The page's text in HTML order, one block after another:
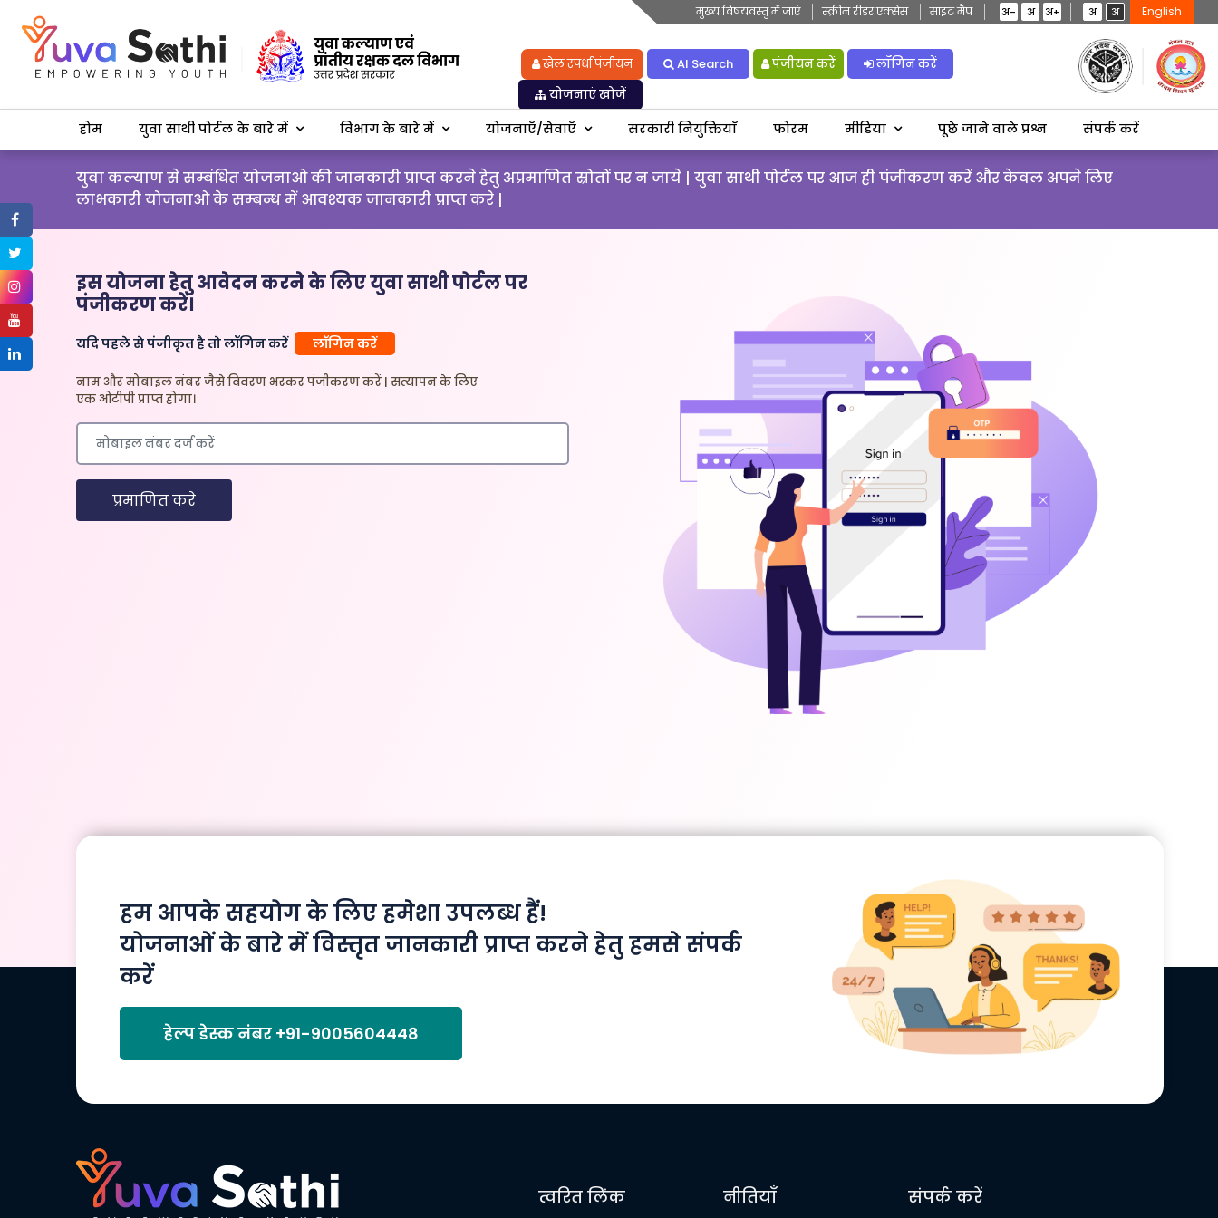
मुख्य विषयवस्तु में जाएं स्क्रीन रीडर एक्सेस साइट मैप अ- अ अ+ अ अ English
खेल स्पर्धा पंजीयन AI Search पंजीयन करें
लॉगिन करें
योजनाएं खोजें
होम युवा साथी पोर्टल के बारे में विभाग के बारे में योजनाएँ/सेवाएँ सरकारी नियुक्तियाँ फोरम मीडिया पूछे जाने वाले प्रश्न संपर्क करें
युवा कल्याण से सम्बंधित योजनाओ की जानकारी प्राप्त करने हेतु अप्रमाणित स्रोतों पर न जाये | युवा साथी पोर्टल पर आज ही पंजीकरण करें और केवल अपने लिए
लाभकारी योजनाओ के सम्बन्ध में आवश्यक जानकारी प्राप्त करे |
इस योजना हेतु आवेदन करने के लिए युवा साथी पोर्टल पर
पंजीकरण करें।
यदि पहले से पंजीकृत है तो लॉगिन करें लॉगिन करें
नाम और मोबाइल नंबर जैसे विवरण भरकर पंजीकरण करें | सत्यापन के लिए
एक ओटीपी प्राप्त होगा।
प्रमाणित करे
हम आपके सहयोग के लिए हमेशा उपलब्ध हैं!
योजनाओं के बारे में विस्तृत जानकारी प्राप्त करने हेतु हमसे संपर्क
करें
हेल्प डेस्क नंबर +91-9005604448
त्वरित लिंक नीतियाँ संपर्क करें